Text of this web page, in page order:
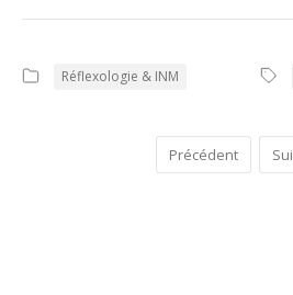
Réflexologie & INM
Précédent